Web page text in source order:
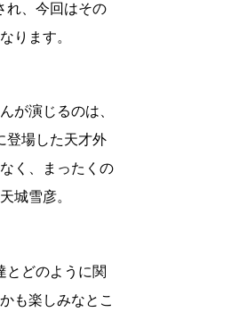
れ、今回はその
ります。
が演じるのは、
登場した天才外
く、まったくの
城雪彦。
とどのように関
も楽しみなとこ